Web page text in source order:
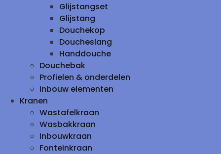
Glijstangset
Glijstang
Douchekop
Doucheslang
Handdouche
Douchebak
Profielen & onderdelen
Inbouw elementen
Kranen
Wastafelkraan
Wasbakkraan
Inbouwkraan
Fonteinkraan